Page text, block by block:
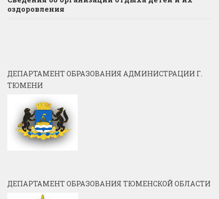
оздоровления
ДЕПАРТАМЕНТ ОБРАЗОВАНИЯ АДМИНИСТРАЦИИ Г.
ТЮМЕНИ
ДЕПАРТАМЕНТ ОБРАЗОВАНИЯ ТЮМЕНСКОЙ ОБЛАСТИ